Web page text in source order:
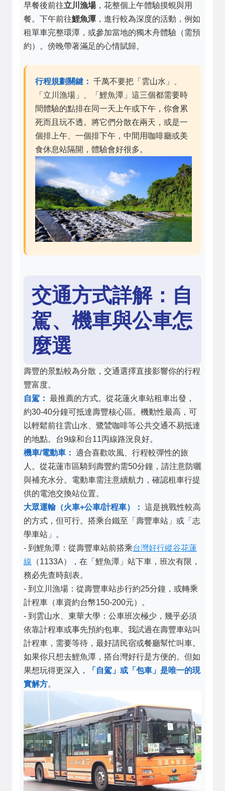
早餐後前往立川漁場，花整個上午體驗摸蜆與用
餐。下午前往鯉魚潭，進行較為深度的活動，例如
租單車完整環潭，或參加當地的獨木舟體驗（需預
約）。傍晚帶著滿足的心情賦歸。
行程規劃關鍵： 千萬不要把「雲山水」、
「立川漁場」、「鯉魚潭」這三個都需要時
間體驗的點排在同一天上午或下午，你會累
死而且玩不透。將它們分散在兩天，或是一
個排上午、一個排下午，中間用咖啡廳或美
食休息站隔開，體驗會好很多。
交通方式詳解：自
駕、機車與公車怎
麼選
壽豐的景點較為分散，交通選擇直接影響你的行程
豐富度。
自駕： 最推薦的方式。從花蓮火車站租車出發，
約30-40分鐘可抵達壽豐核心區。機動性最高，可
以輕鬆前往雲山水、鷺鷥咖啡等公共交通不易抵達
的地點。台9線和台11丙線路況良好。
機車/電動車： 適合喜歡吹風、行程較彈性的旅
人。從花蓮市區騎到壽豐約需50分鐘，請注意防曬
與補充水分。電動車需注意續航力，確認租車行提
供的電池交換站位置。
大眾運輸（火車+公車/計程車）： 這是挑戰性較高
的方式，但可行。搭乘台鐵至「壽豐車站」或「志
學車站」。
- 到鯉魚潭：從壽豐車站前搭乘台灣好行縱谷花蓮
線 （1133A），在「鯉魚潭」站下車，班次有限，
務必先查時刻表。
- 到立川漁場：從壽豐車站步行約25分鐘，或轉乘
計程車（車資約台幣150-200元）。
- 到雲山水、東華大學：公車班次極少，幾乎必須
依靠計程車或事先預約包車。我試過在壽豐車站叫
計程車，需要等待，最好請民宿或餐廳幫忙叫車。
如果你只想去鯉魚潭，搭台灣好行是方便的。但如
果想玩得更深入，
「自駕」或「包車」是唯一的現
實解方。